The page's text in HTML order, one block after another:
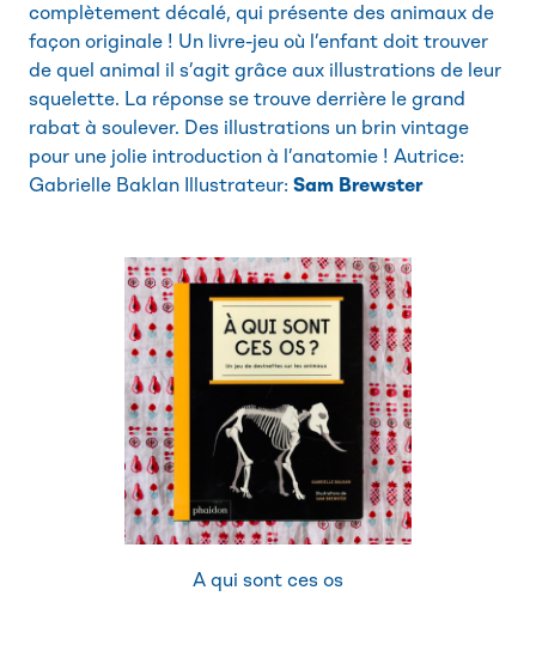
complètement décalé, qui présente des animaux de
façon originale ! Un livre-jeu où l’enfant doit trouver
de quel animal il s’agit grâce aux illustrations de leur
squelette. La réponse se trouve derrière le grand
rabat à soulever. Des illustrations un brin vintage
pour une jolie introduction à l’anatomie ! Autrice:
Gabrielle Baklan Illustrateur: Sam Brewster
A qui sont ces os